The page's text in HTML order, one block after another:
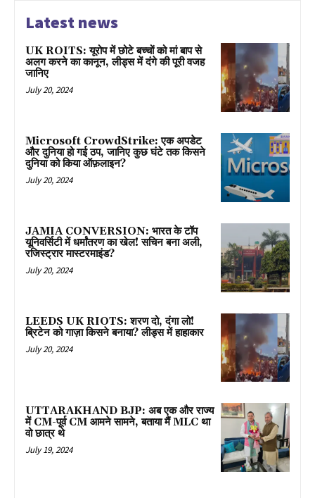
Latest news
UK ROITS: यूरोप में छोटे बच्चों को मां बाप से
अलग करने का कानून, लीड्स में दंगे की पूरी वजह
जानिए
July 20, 2024
Microsoft CrowdStrike: एक अपडेट
और दुनिया हो गई ठप, जानिए कुछ घंटे तक किसने
दुनिया को किया ऑफ़लाइन?
July 20, 2024
JAMIA CONVERSION: भारत के टॉप
यूनिवर्सिटी में धर्मांतरण का खेल! सचिन बना अली,
रजिस्ट्रार मास्टरमाइंड?
July 20, 2024
LEEDS UK RIOTS: शरण दो, दंगा लो!
ब्रिटेन को गाज़ा किसने बनाया? लीड्स में हाहाकार
July 20, 2024
UTTARAKHAND BJP: अब एक और राज्य
में CM-पूर्व CM आमने सामने, बताया मैं MLC था
वो छात्र थे
July 19, 2024